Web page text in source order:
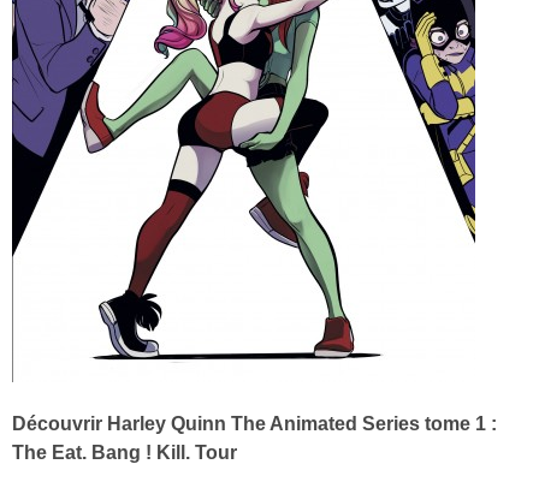
Découvrir Harley Quinn The Animated Series tome 1 :
The Eat. Bang ! Kill. Tour